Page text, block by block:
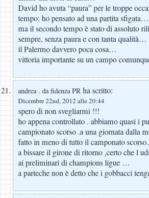
David ho avuta “paura” per le troppe
tempo: ho pensato ad una partita sfigata…
ma il secondo tempo è stato di assoluto
sempre, senza paura e con tanta qualità…
il Palermo davvero poca cosa…
vittoria importante su un campo
andrea . da fidenza PR ha scritto:
Dicembre 22nd, 2012 alle 20:44
spero di non svegliarmi !!!
ho appena controllato . abbiamo quasi i
campionato scorso .a una giornata dalla
fatto in meno di tutto il camponato
a bissare il girone di ritorno ,certo che l
ai preliminari di champions ligue …
a parteche non è detto che i gobbacci